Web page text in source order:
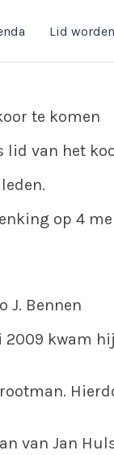
Lid worden
te komen
lid van het
op 4
J. Bennen
2009 kwam
van Jan